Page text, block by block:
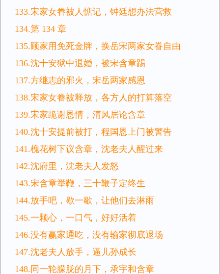
133.宋家女眷被人惦记，钟廷想办法营救
134.第 134 章
135.顾家用免死金牌，换岳宋两家女眷自由
136.沈十安狱中退婚，被宋含章踢
137.方继志的邪火，宋岳两家感恩
138.宋家女眷被释放，各方人的打算落空
139.宋家跪谢恩情，清风居论含章
140.沈十安提前被打，程国恩上门被警告
141.槐花树下议含章，沈老夫人醒过来
142.沈府里，沈老夫人发怒
143.宋含章举鞭，三十鞭子定终生
144.放手吧，歇一歇，让他们去淋雨
145.一颗心，一口气，好好活着
146.没有赢家通吃，没有输家彻底退场
147.沈老夫人放手，逼儿孙成长
148.同一轮朦胧的月下，承宇和含章